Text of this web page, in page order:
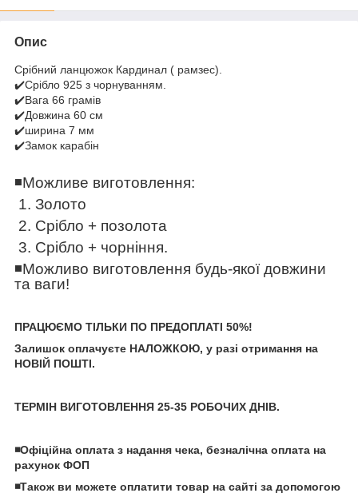
Опис
Срібний ланцюжок Кардинал ( рамзес).
✔️Срібло 925 з чорнуванням.
✔️Вага 66 грамів
✔️Довжина 60 см
✔️ширина 7 мм
✔️Замок карабін
◾️Можливе виготовлення:
1. Золото
2. Срібло + позолота
3. Срібло + чорніння.
◾️Можливо виготовлення будь-якої довжини
та ваги!
ПРАЦЮЄМО ТІЛЬКИ ПО ПРЕДОПЛАТІ 50%!
Залишок оплачуєте НАЛОЖКОЮ, у разі отримання на
НОВІЙ ПОШТІ.
ТЕРМІН ВИГОТОВЛЕННЯ 25-35 РОБОЧИХ ДНІВ.
◾️Офіційна оплата з надання чека, безналічна оплата на
рахунок ФОП
◾️Також ви можете оплатити товар на сайті за допомогою